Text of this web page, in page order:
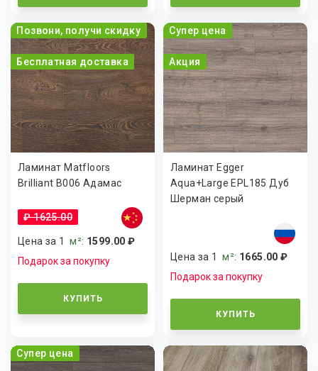
Позвони, получи скидку
Бесплатная доставка
Ламинат Matfloors
Brilliant B006 Адамас
₽ 1625.00
Цена за 1м²: 1599.00 ₽
Подарок за покупку
КУПИТЬ
Супер цена
Акция
Ламинат Egger
Aqua+Large EPL185 Дуб
Шерман серый
Цена за 1м²: 1665.00 ₽
Подарок за покупку
КУПИТЬ
Супер цена